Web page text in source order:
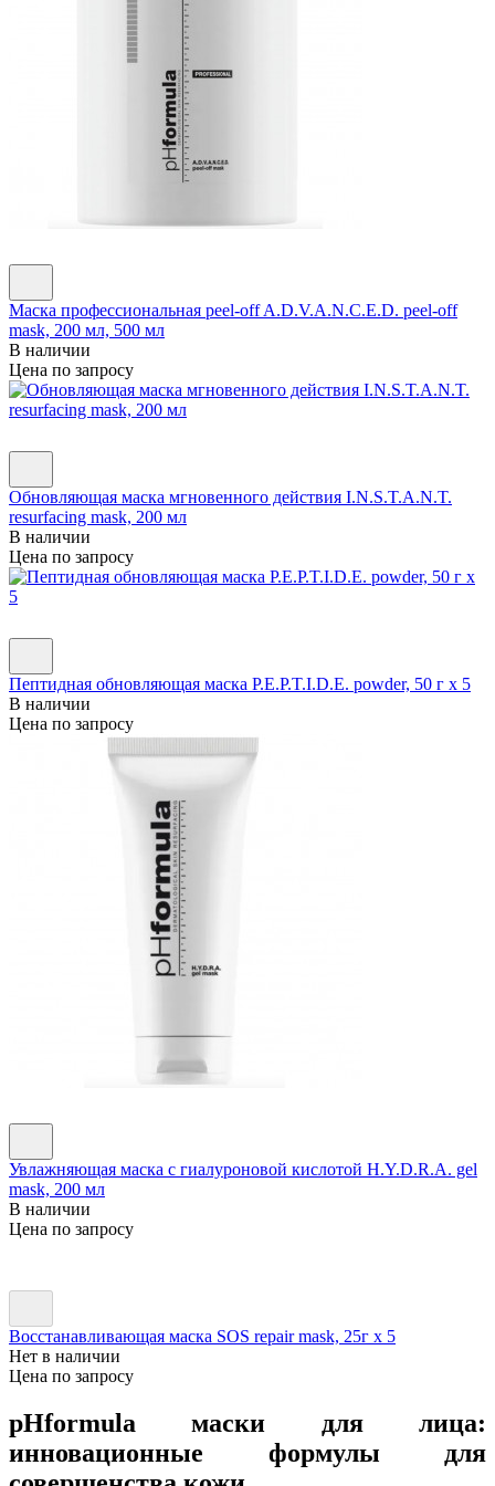
Маска профессиональная peel-off A.D.V.A.N.C.E.D. peel-off
mask, 200 мл, 500 мл
В наличии
Цена по запросу
Обновляющая маска мгновенного действия I.N.S.T.A.N.T.
resurfacing mask, 200 мл
В наличии
Цена по запросу
Пептидная обновляющая маска P.E.P.T.I.D.E. powder, 50 г х 5
В наличии
Цена по запросу
Увлажняющая маска с гиалуроновой кислотой H.Y.D.R.A. gel
mask, 200 мл
В наличии
Цена по запросу
Восстанавливающая маска SOS repair mask, 25г х 5
Нет в наличии
Цена по запросу
pHformula маски для лица:
инновационные формулы для